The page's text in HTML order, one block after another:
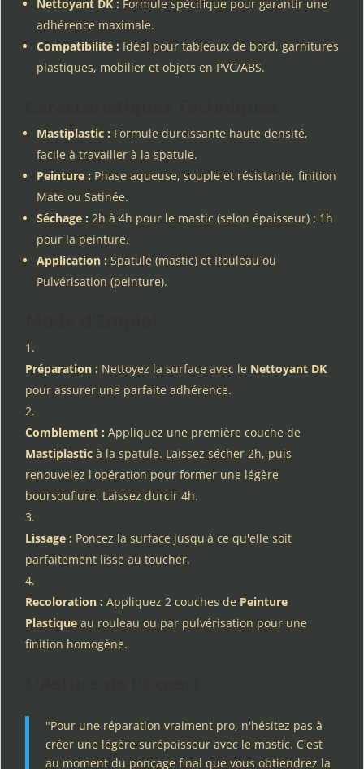
Nettoyant DK : Formule spécifique pour garantir une
adhérence maximale.
Compatibilité : Idéal pour tableaux de bord, garnitures
plastiques, mobilier et objets en PVC/ABS.
Mastiplastic : Formule durcissante haute densité,
facile à travailler à la spatule.
Peinture : Phase aqueuse, souple et résistante, finition
Mate ou Satinée.
Séchage : 2h à 4h pour le mastic (selon épaisseur) ; 1h
pour la peinture.
Application : Spatule (mastic) et Rouleau ou
Pulvérisation (peinture).
Préparation : Nettoyez la surface avec le Nettoyant DK
pour assurer une parfaite adhérence.
Comblement : Appliquez une première couche de
Mastiplastic à la spatule. Laissez sécher 2h, puis
renouvelez l'opération pour former une légère
boursouflure. Laissez durcir 4h.
Lissage : Poncez la surface jusqu'à ce qu'elle soit
parfaitement lisse au toucher.
Recoloration : Appliquez 2 couches de Peinture
Plastique au rouleau ou par pulvérisation pour une
finition homogène.
"Pour une réparation vraiment pro, n'hésitez pas à
créer une légère surépaisseur avec le mastic. C'est
au moment du ponçage final que vous obtiendrez la